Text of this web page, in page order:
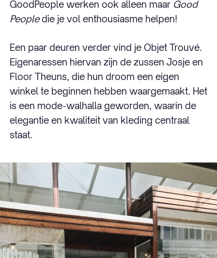
GoodPeople werken ook alleen maar Good
Peopledie je vol enthousiasme helpen!
Een paar deuren verder vind je Objet Trouvé.
Eigenaressen hiervan zijn de zussen Josje en
Floor Theuns, die hun droom een eigen
winkel te beginnen hebben waargemaakt. Het
is een mode-walhalla geworden, waarin de
elegantie en kwaliteit van kleding centraal
staat.